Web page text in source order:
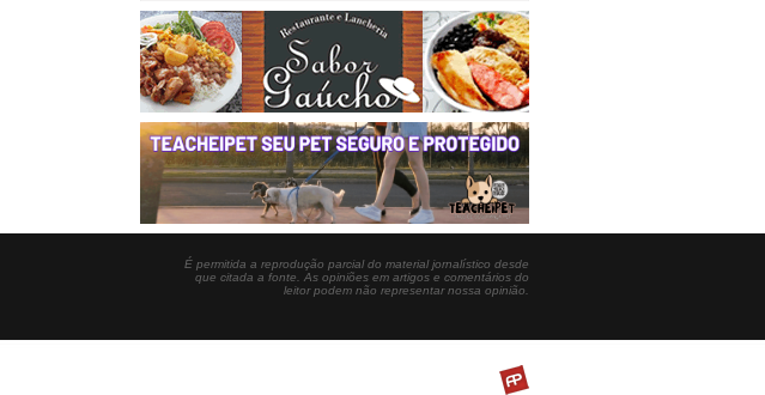
É permitida a reprodução parcial do material jornalístico desde
que citada a fonte. As opiniões em artigos e comentários do
leitor podem não representar nossa opinião.